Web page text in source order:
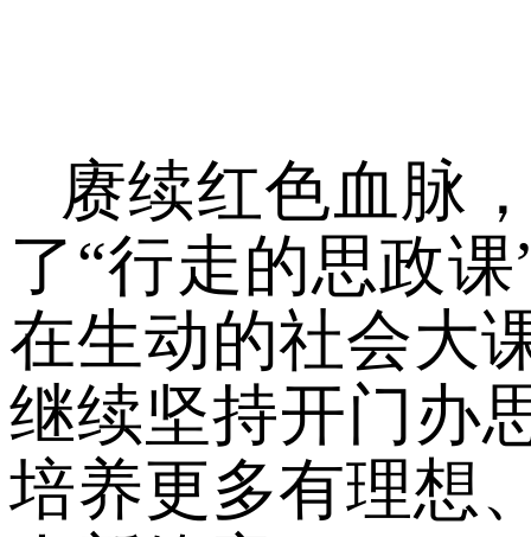
赓续红色血脉
了“行走的思政
在生动的社会大
继续坚持开门办
培养更多有理想